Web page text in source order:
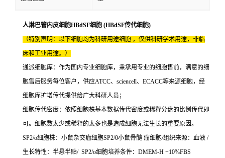
人淋巴管内皮细胞HBdSF细胞 (HBdSF传代细胞)
（特别声明：以下细胞均为科研用途细胞 ，仅供科研学术用途，非临
床和工业用途。）
通派细胞库：作为国内专业细胞库，秉承用专业的细胞售前，满意的细
胞售后服务每位客户，供应ATCC、sciencell、ECACC等来源细胞，经
细胞库扩增传代提供给广大科研人员；
细胞传代密度：依照细胞株基本数据传代密度或稀释分盘的比例传代即
可。细胞数太少或稀释的太多也是造成细胞无法生长的重要原因。
SP2/o细胞株：小鼠杂交瘤细胞SP2/0小鼠骨髓 瘤细胞/组织来源：血液 /
生长特性：半悬半贴/ SP2/o细胞培养条件：DMEM-H +10%FBS